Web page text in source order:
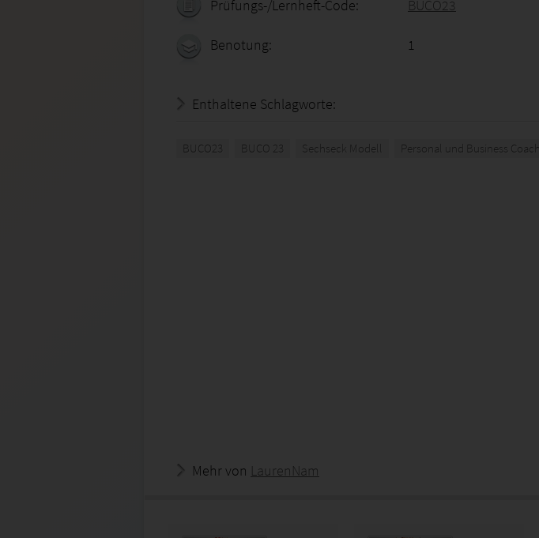
Prüfungs-/Lernheft-Code: BUCO23
Benotung: 1
Enthaltene Schlagworte:
BUCO23 BUCO 23 Sechseck Modell Personal und Business Coach
Mehr von LaurenNam